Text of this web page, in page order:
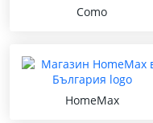
Como
HomeMax